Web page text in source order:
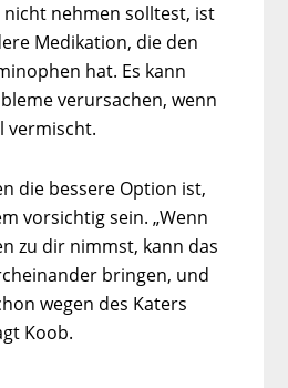
nicht nehmen solltest, ist
Medikation, die den
hat. Es kann
verursachen, wenn
vermischt.
die bessere Option ist,
vorsichtig sein. „Wenn
zu dir nimmst, kann das
bringen, und
wegen des Katers
Koob.